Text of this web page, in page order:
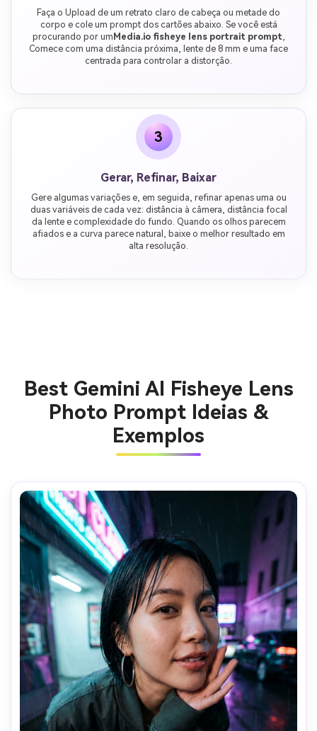
Faça o Upload de um retrato claro de cabeça ou metade do
corpo e cole um prompt dos cartões abaixo. Se você está
procurando por um Media.io fisheye lens portrait prompt
Comece com uma distância próxima, lente de 8 mm e uma face
centrada para controlar a distorção.
3
Gerar, Refinar, Baixar
Gere algumas variações e, em seguida, refinar apenas uma ou
duas variáveis de cada vez: distância à câmera, distância focal
da lente e complexidade do fundo. Quando os olhos parecem
afiados e a curva parece natural, baixe o melhor resultado em
alta resolução.
Best Gemini AI Fisheye Lens
Photo Prompt Ideias &
Exemplos